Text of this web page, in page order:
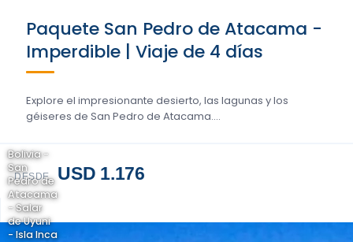
Paquete San Pedro de Atacama -
Imperdible | Viaje de 4 días
Explore el impresionante desierto, las lagunas y los
géiseres de San Pedro de Atacama....
DESDE USD 1.176
Bolivia -
San
Pedro de
Atacama
- Salar
de Uyuni
- Isla Inca